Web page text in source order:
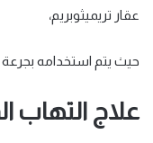
عقار تريميثوبريم،
حيث يتم استخدامه بجرعة 50 مليجرام مدة 7 أيام 4 مرات في اليوم.
علاج التهاب